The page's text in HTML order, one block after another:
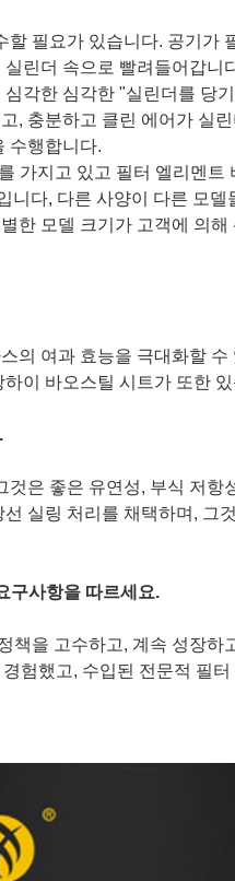
필요가 있습니다. 공기가
린더 속으로 빨려들어갑니
각한 심각한 "실린더를 당
, 충분하고 클린 에어가 실
수행합니다.
가지고 있고 필터 엘리멘트
니다, 다른 사양이 다른 모
한 모델 크기가 고객에 의해
의 여과 효능을 극대화할
이 바오스틸 시트가 또한
.
은 좋은 유연성, 부식 저항
실링 처리를 채택하며, 그
구사항을 따르세요.
책을 고수하고, 계속 성장하
험했고, 수입된 전문적 필